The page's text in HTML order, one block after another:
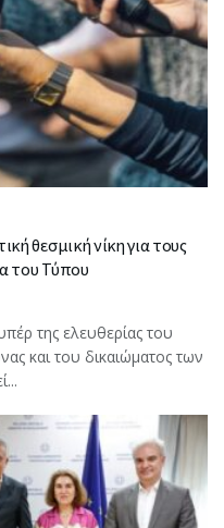
θεσμική νίκη για τους
του Τύπου
της ελευθερίας του
και του δικαιώματος των